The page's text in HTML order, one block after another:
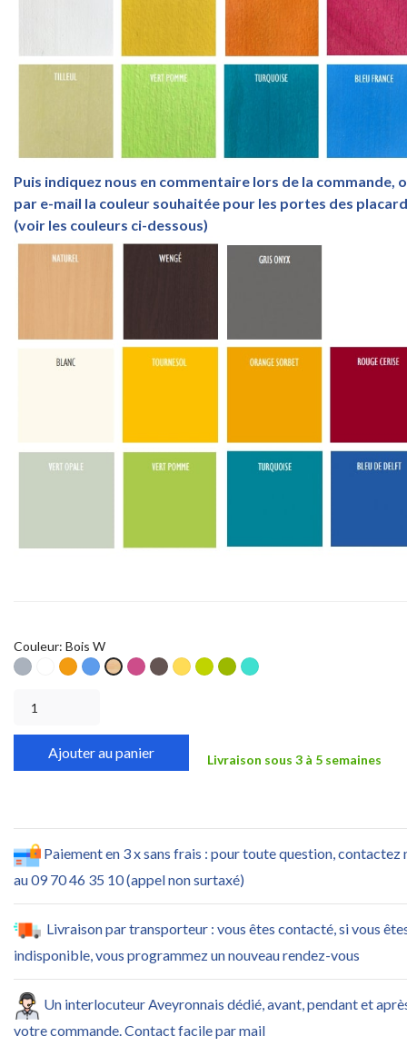
Puis indiquez nous en commentaire lors de la commande,
par e-mail la couleur souhaitée pour les portes des
(voir les couleurs ci-dessous)
Couleur: Bois W
Gris BlancOrange
Bleu Bois
W
Fuchsia
S
WengéTournesol
TilleulVert
pomme
Turquoise
Ajouter au panier Livraison sous 3 à 5 semaines
Paiement en 3 x sans frais : pour toute question, contactez
au 09 70 46 35 10 (appel non surtaxé)
Livraison par transporteur : vous êtes contacté, si vous
indisponible, vous programmez un nouveau rendez-vous
Un interlocuteur Aveyronnais dédié, avant, pendant et
votre commande. Contact facile par mail